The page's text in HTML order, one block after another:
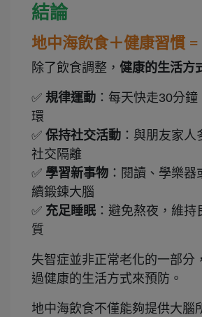
結論
地中海飲食＋健康習慣
除了飲食調整， 健康的生活方
✅ 規律運動 ：每天快走30分
環
✅ 保持社交活動 ：與朋友家
社交隔離
✅ 學習新事物 ：閱讀、學樂
續鍛鍊大腦
✅ 充足睡眠 ：避免熬夜，維
質
失智症並非正常老化的一部分
過健康的生活方式來預防。
地中海飲食不僅能夠提供大腦